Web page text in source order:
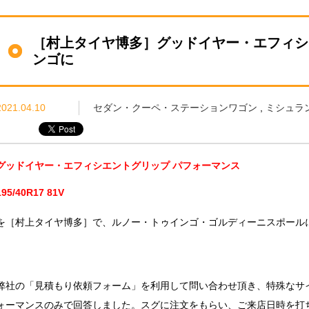
［村上タイヤ博多］グッドイヤー・エフィ
ンゴに
セダン・クーペ・ステーションワゴン ミシュラ
ッドイヤー・エフィシエントグリップ パフォーマンス
40R17 81V
［村上タイヤ博多］で、ルノー・トゥインゴ・ゴルディーニスポール
社の「見積もり依頼フォーム」を利用して問い合わせ頂き、特殊な
ーマンスのみで回答しました。スグに注文をもらい、ご来店日時を